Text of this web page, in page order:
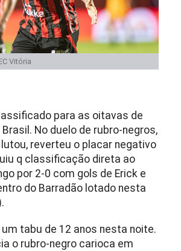
Vitória
para as oitavas de
No duelo de rubro-negros,
lutou, reverteu o placar negativo
q classificação direta ao
por 2-0 com gols de Erick e
do Barradão lotado nesta
um tabu de 12 anos nesta noite.
o rubro-negro carioca em